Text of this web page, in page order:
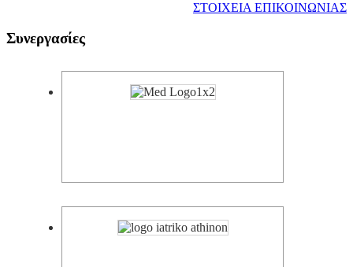
ΣΤΟΙΧΕΙΑ ΕΠΙΚΟΙΝΩΝΙΑΣ
Συνεργασίες